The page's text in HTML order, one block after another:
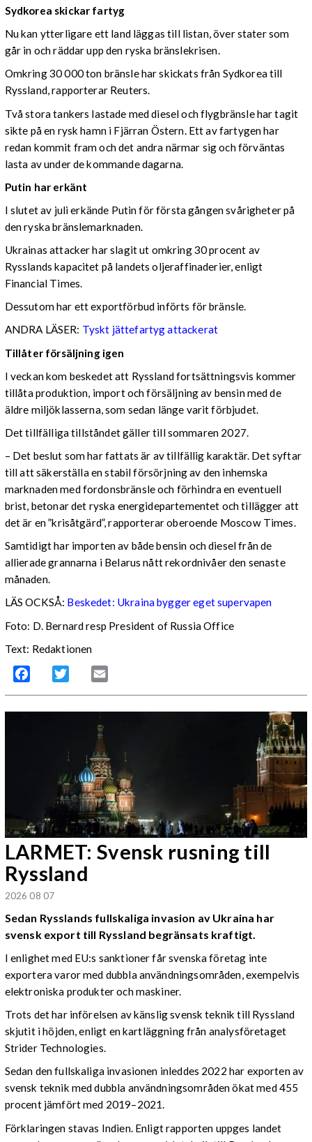
Sydkorea skickar fartyg
Nu kan ytterligare ett land läggas till listan, över stater som
går in och räddar upp den ryska bränslekrisen.
Omkring 30 000 ton bränsle har skickats från Sydkorea till
Ryssland, rapporterar Reuters.
Två stora tankers lastade med diesel och flygbränsle har tagit
sikte på en rysk hamn i Fjärran Östern. Ett av fartygen har
redan kommit fram och det andra närmar sig och förväntas
lasta av under de kommande dagarna.
Putin har erkänt
I slutet av juli erkände Putin för första gången svårigheter på
den ryska bränslemarknaden.
Ukrainas attacker har slagit ut omkring 30 procent av
Rysslands kapacitet på landets oljeraffinaderier, enligt
Financial Times.
Dessutom har ett exportförbud införts för bränsle.
ANDRA LÄSER: Tyskt jättefartyg attackerat
Tillåter försäljning igen
I veckan kom beskedet att Ryssland fortsättningsvis kommer
tillåta produktion, import och försäljning av bensin med de
äldre miljöklasserna, som sedan länge varit förbjudet.
Det tillfälliga tillståndet gäller till sommaren 2027.
– Det beslut som har fattats är av tillfällig karaktär. Det syftar
till att säkerställa en stabil försörjning av den inhemska
marknaden med fordonsbränsle och förhindra en eventuell
brist, betonar det ryska energidepartementet och tillägger att
det är en ”krisåtgärd”, rapporterar oberoende Moscow Times.
Samtidigt har importen av både bensin och diesel från de
allierade grannarna i Belarus nått rekordnivåer den senaste
månaden.
LÄS OCKSÅ: Beskedet: Ukraina bygger eget supervapen
Foto: D. Bernard resp President of Russia Office
Text: Redaktionen
Facebook Twitter
LARMET: Svensk rusning till
Ryssland
2026 08 07
Sedan Rysslands fullskaliga invasion av Ukraina har
svensk export till Ryssland begränsats kraftigt.
I enlighet med EU:s sanktioner får svenska företag inte
exportera varor med dubbla användningsområden, exempelvis
elektroniska produkter och maskiner.
Trots det har införelsen av känslig svensk teknik till Ryssland
skjutit i höjden, enligt en kartläggning från analysföretaget
Strider Technologies.
Sedan den fullskaliga invasionen inleddes 2022 har exporten av
svensk teknik med dubbla användningsområden ökat med 455
procent jämfört med 2019–2021.
Förklaringen stavas Indien. Enligt rapporten uppges landet